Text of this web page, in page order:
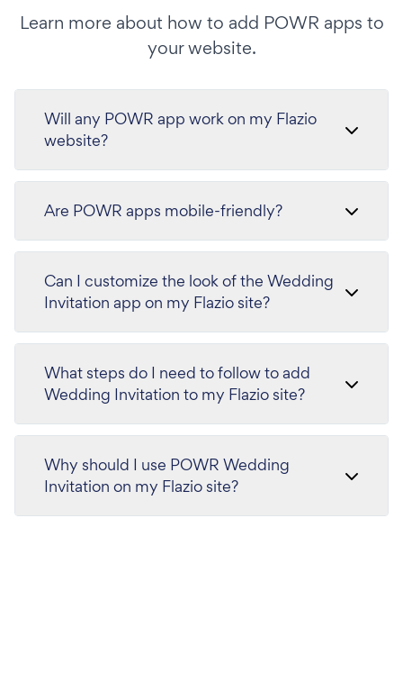
Learn more about how to add POWR apps to
your website.
Will any POWR app work on my Flazio
website?
Are POWR apps mobile-friendly?
Can I customize the look of the Wedding
Invitation app on my Flazio site?
What steps do I need to follow to add
Wedding Invitation to my Flazio site?
Why should I use POWR Wedding
Invitation on my Flazio site?